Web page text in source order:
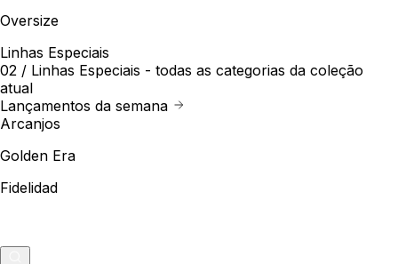
Oversize
Linhas Especiais
02 / Linhas Especiais - todas as categorias da coleção
atual
Lançamentos da semana
Arcanjos
Golden Era
Fidelidad